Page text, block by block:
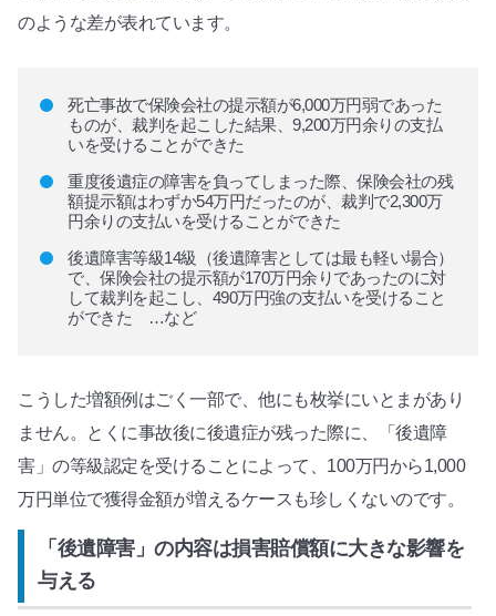
のような差が表れています。
死亡事故で保険会社の提示額が6,000万円弱であった
ものが、裁判を起こした結果、9,200万円余りの支払
いを受けることができた
重度後遺症の障害を負ってしまった際、保険会社の残
額提示額はわずか54万円だったのが、裁判で2,300万
円余りの支払いを受けることができた
後遺障害等級14級（後遺障害としては最も軽い場合）
で、保険会社の提示額が170万円余りであったのに対
して裁判を起こし、490万円強の支払いを受けること
ができた …など
こうした増額例はごく一部で、他にも枚挙にいとまがあり
ません。とくに事故後に後遺症が残った際に、「後遺障
害」の等級認定を受けることによって、100万円から1,000
万円単位で獲得金額が増えるケースも珍しくないのです。
「後遺障害」の内容は損害賠償額に大きな影響を
与える